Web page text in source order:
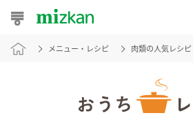
おうちレシピ
メニュー・レシピ 肉類の人気レシピ